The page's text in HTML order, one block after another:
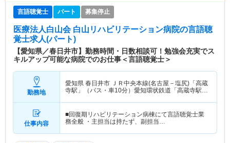
言語聴覚士 パート 募集停止
医療法人白山会 白山リハビリテーション病院の言語聴
覚士求人(パート)
【愛知県／春日井市】勤務時間・日数相談可！勉強会充実でス
キルアップ可能な病院でのお仕事＜言語聴覚士＞
勤務地
愛知県 春日井市 ＪＲ中央本線(名古屋－塩尻)「高蔵
寺駅」（バス・車10分）愛知環状鉄道「高蔵寺駅」
仕事内容
■回復期リハビリテーション病棟にて言語聴覚士業
務全般 ・主担当は持たず、副担当…